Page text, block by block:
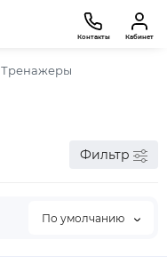
Контакты Кабинет
Тренажеры
Фильтр
По умолчанию